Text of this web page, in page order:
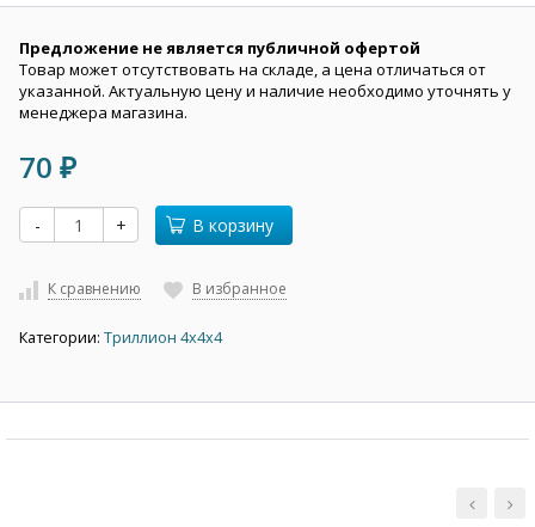
Предложение не является публичной офертой
Товар может отсутствовать на складе, а цена отличаться от
указанной. Актуальную цену и наличие необходимо уточнять у
менеджера магазина.
70 ₽
- + В корзину
К сравнению В избранное
Категории: Триллион 4х4х4